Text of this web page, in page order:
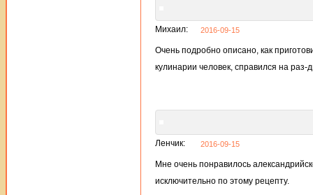
Михаил: 2016-09-15
Очень подробно описано, как
кулинарии человек, справился на раз-
Ленчик: 2016-09-15
Мне очень понравилось
исключительно по этому рецепту.